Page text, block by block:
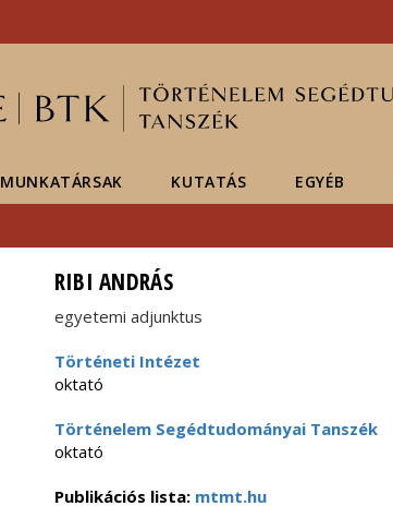
MUNKATÁRSAK KUTATÁS EGYÉB
RIBI ANDRÁS
egyetemi adjunktus
Történeti Intézet
oktató
Történelem Segédtudományai Tanszék
oktató
Publikációs lista: mtmt.hu